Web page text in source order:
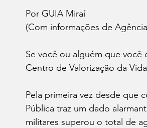
Por GUIA Miraí
(Com informações de
Se você ou alguém que
Centro de Valorização da
Pela primeira vez desde que
Pública traz um dado
militares superou o total de